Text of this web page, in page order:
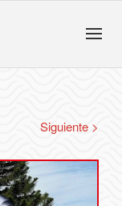
Siguiente >